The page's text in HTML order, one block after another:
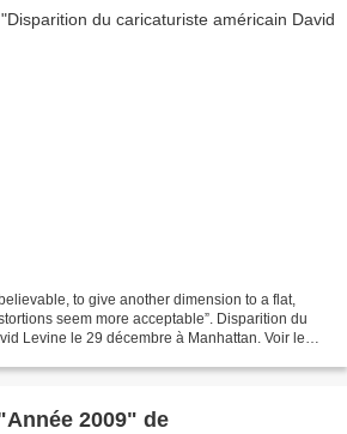
to give another dimension to a flat,
seem more acceptable”. Disparition du
Levine le 29 décembre à Manhattan. Voir le
2009" de